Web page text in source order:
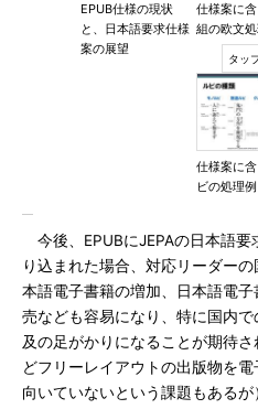
EPUB仕様の現状
と、日本語要求仕様
案の展望
仕様案に
組の欧文
仕様案に
ビの処理例
今後、EPUBにJEPAの日本語要
り込まれた場合、対応リーダーの
本語電子書籍の増加、日本語電子
売なども容易になり、特に国内
及の足がかりになることが期待さ
どフリーレイアウトの出版物を
向いていないという課題もあるが